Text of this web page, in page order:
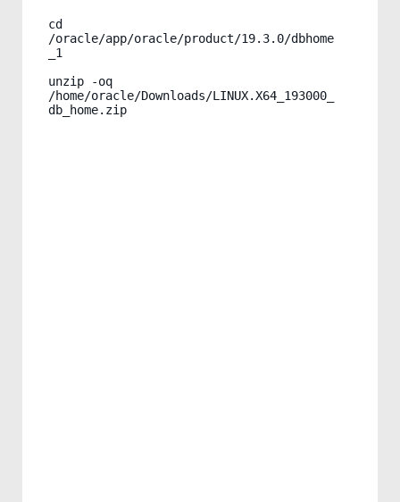
cd
/oracle/app/oracle/product/19.3.0/dbhome
_1
unzip -oq
/home/oracle/Downloads/LINUX.X64_193000_